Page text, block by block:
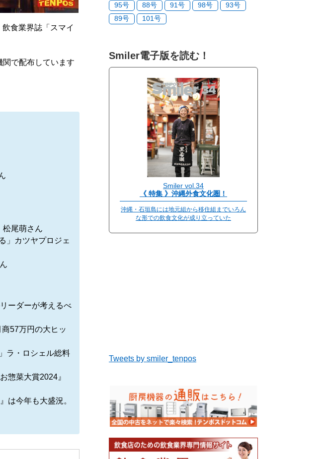
食業界誌「スマイ
で配布しています
尾萌さん
」カツヤプロジェ
ーダーが考えるべ
57万円の大ヒッ
ラ・ロシェル総料
惣菜大賞2024』
は今年も大盛況。
95号
88号 91号 98号
93号
89号
101号
Smiler電子版を読む！
Smiler vol.34
《 特集 》沖縄外食文化圏！
沖縄・石垣島には地元組から移住組までいろん
な形での飲食文化が成り立っていた
Tweets by smiler_tenpos